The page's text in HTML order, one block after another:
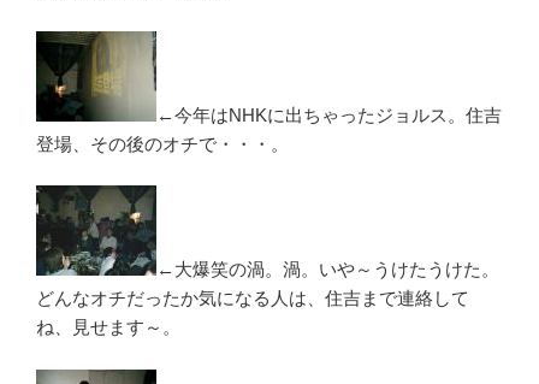
←今年はNHKに出ちゃったジョルス。住吉
登場、その後のオチで・・・。
←大爆笑の渦。渦。いや～うけたうけた。
どんなオチだったか気になる人は、住吉まで連絡して
ね、見せます～。